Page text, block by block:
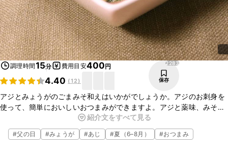
調理時間15分 費用目安400円
4.40 (12)
2283
保存
アジとみょうがのごまみそ和えはいかがでしょうか。アジのお刺身を
使って、簡単においしいおつまみができますよ。アジと薬味、みその
相性はバッチリです。しっかりと味付けしているので、ごはんにのせ
て丼にしてもおいしいですよ。ぜひお試しくださいね。
紹介文をすべて見る
#父の日 #みょうが #あじ #夏（6–8月） #おつまみ